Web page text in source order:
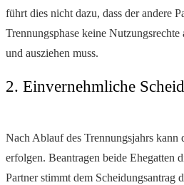
führt dies nicht dazu, dass der andere
Trennungsphase keine
und ausziehen muss.
2. Einvernehmliche
Nach Ablauf des Trennungsjahrs kann
erfolgen. Beantragen beide Ehegatten
Partner stimmt dem Scheidungsantrag